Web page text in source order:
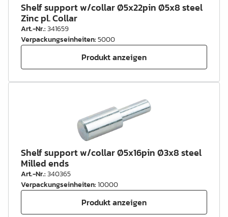
Shelf support w/collar Ø5x22pin Ø5x8 steel
Zinc pl. Collar
Art.-Nr.:341659
Verpackungseinheiten:5000
Produkt anzeigen
Shelf support w/collar Ø5x16pin Ø3x8 steel
Milled ends
Art.-Nr.:340365
Verpackungseinheiten:10000
Produkt anzeigen